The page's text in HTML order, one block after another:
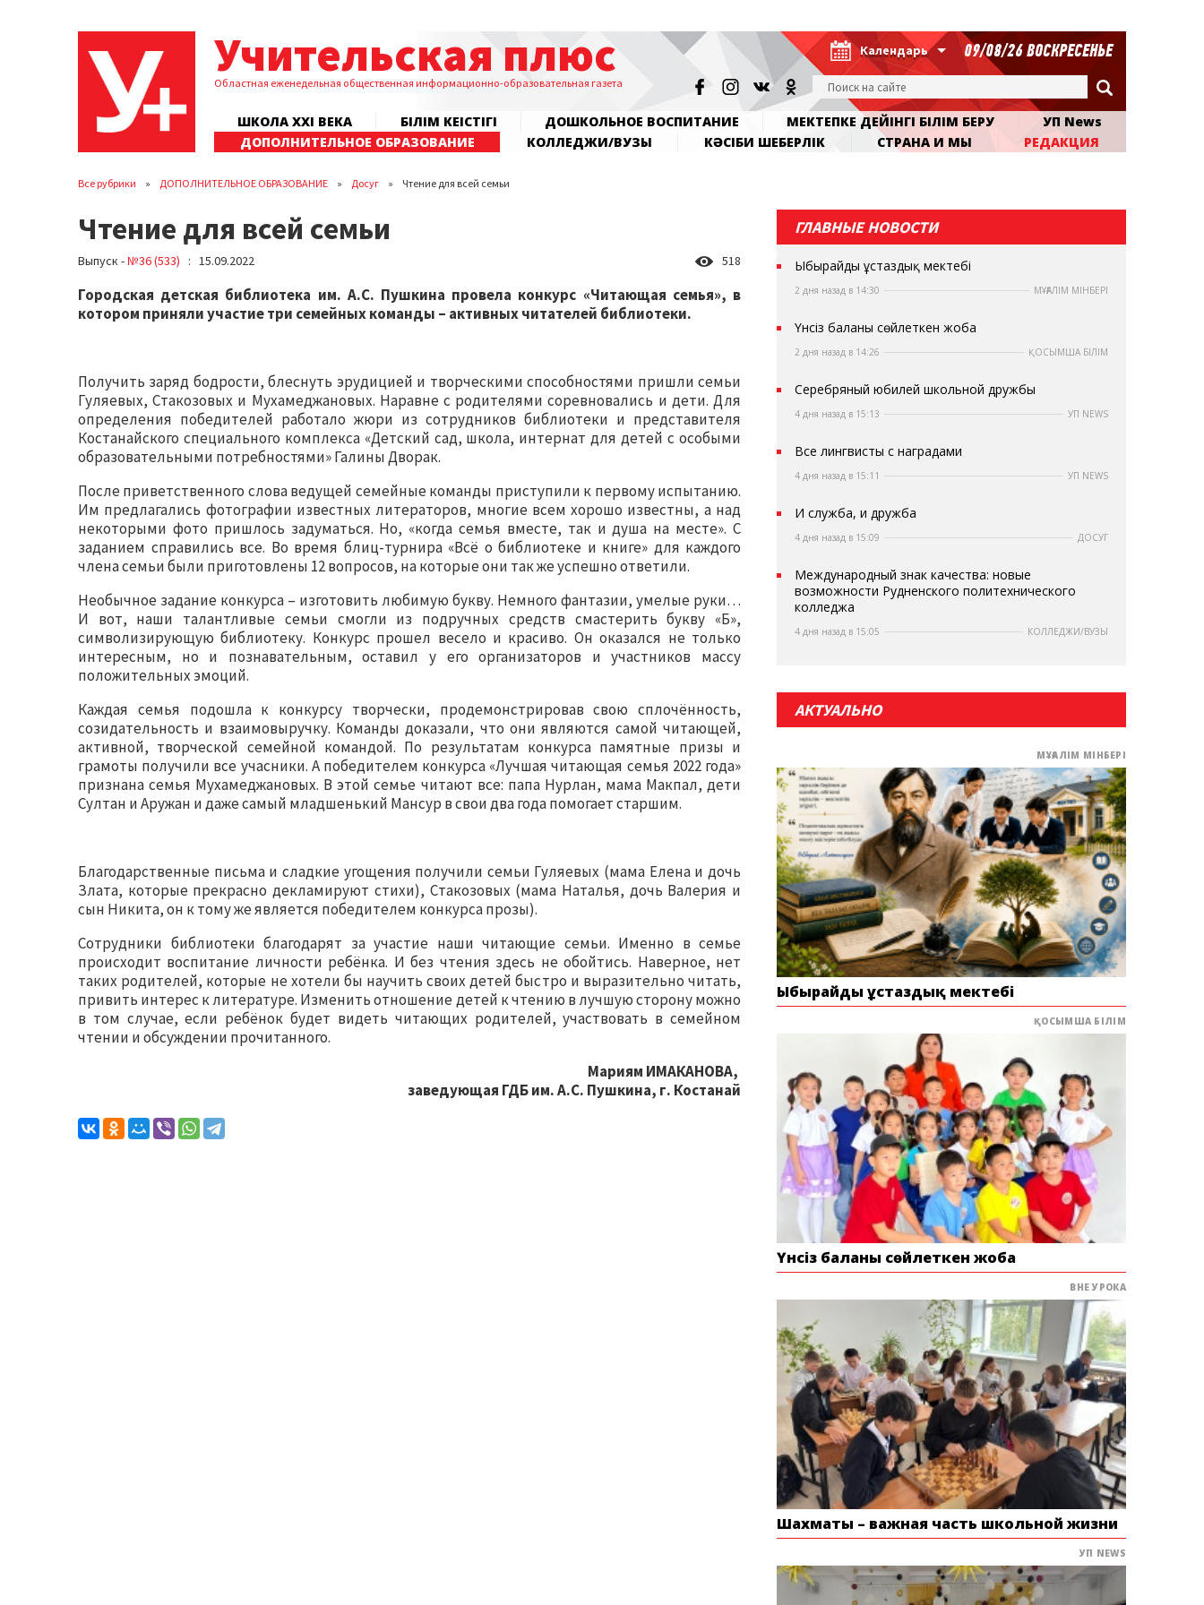
Учительская плюс
Областная еженедельная общественная информационно-образовательная газета
Календарь 09/08/26 ВОСКРЕСЕНЬЕ
ШКОЛА XXI ВЕКА БІЛІМ КЕҢІСТІГІ ДОШКОЛЬНОЕ ВОСПИТАНИЕ МЕКТЕПКЕ ДЕЙІНГІ БІЛІМ БЕРУ
УП News
ДОПОЛНИТЕЛЬНОЕ ОБРАЗОВАНИЕ
КОЛЛЕДЖИ/ВУЗЫ КӘСІБИ ШЕБЕРЛІК СТРАНА И МЫ РЕДАКЦИЯ
Все рубрики ДОПОЛНИТЕЛЬНОЕ ОБРАЗОВАНИЕ Досуг Чтение для всей семьи
Чтение для всей семьи
Выпуск -№36 (533) : 15.09.2022 518
Городская детская библиотека им. А.С. Пушкина провела конкурс «Читающая семья», в
котором приняли участие три семейных команды – активных читателей библиотеки.
Получить заряд бодрости, блеснуть эрудицией и творческими способностями пришли семьи
Гуляевых, Стакозовых и Мухамеджановых. Наравне с родителями соревновались и дети. Для
определения победителей работало жюри из сотрудников библиотеки и представителя
Костанайского специального комплекса «Детский сад, школа, интернат для детей с особыми
образовательными потребностями» Галины Дворак.
После приветственного слова ведущей семейные команды приступили к первому испытанию.
Им предлагались фотографии известных литераторов, многие всем хорошо известны, а над
некоторыми фото пришлось задуматься. Но, «когда семья вместе, так и душа на месте». С
заданием справились все. Во время блиц-турнира «Всё о библиотеке и книге» для каждого
члена семьи были приготовлены 12 вопросов, на которые они так же успешно ответили.
Необычное задание конкурса – изготовить любимую букву. Немного фантазии, умелые руки…
И вот, наши талантливые семьи смогли из подручных средств смастерить букву «Б»,
символизирующую библиотеку. Конкурс прошел весело и красиво. Он оказался не только
интересным, но и познавательным, оставил у его организаторов и участников массу
положительных эмоций.
Каждая семья подошла к конкурсу творчески, продемонстрировав свою сплочённость,
созидательность и взаимовыручку. Команды доказали, что они являются самой читающей,
активной, творческой семейной командой. По результатам конкурса памятные призы и
грамоты получили все учасники. А победителем конкурса «Лучшая читающая семья 2022 года»
признана семья Мухамеджановых. В этой семье читают все: папа Нурлан, мама Макпал, дети
Султан и Аружан и даже самый младшенький Мансур в свои два года помогает старшим.
Благодарственные письма и сладкие угощения получили семьи Гуляевых (мама Елена и дочь
Злата, которые прекрасно декламируют стихи), Стакозовых (мама Наталья, дочь Валерия и
сын Никита, он к тому же является победителем конкурса прозы).
Сотрудники библиотеки благодарят за участие наши читающие семьи. Именно в семье
происходит воспитание личности ребёнка. И без чтения здесь не обойтись. Наверное, нет
таких родителей, которые не хотели бы научить своих детей быстро и выразительно читать,
привить интерес к литературе. Изменить отношение детей к чтению в лучшую сторону можно
в том случае, если ребёнок будет видеть читающих родителей, участвовать в семейном
чтении и обсуждении прочитанного.
Мариям ИМАКАНОВА,
заведующая ГДБ им. А.С. Пушкина, г. Костанай
ГЛАВНЫЕ НОВОСТИ
Ыбырайдың ұстаздық мектебі
2 дня назад в 14:30 МҰҒАЛІМ МІНБЕРІ
Үнсіз баланы сөйлеткен жоба
2 дня назад в 14:26 ҚОСЫМША БІЛІМ
Серебряный юбилей школьной дружбы
4 дня назад в 15:13 УП NEWS
Все лингвисты с наградами
4 дня назад в 15:11 УП NEWS
И служба, и дружба
4 дня назад в 15:09 ДОСУГ
Международный знак качества: новые
возможности Рудненского политехнического
колледжа
4 дня назад в 15:05 КОЛЛЕДЖИ/ВУЗЫ
АКТУАЛЬНО
МҰҒАЛІМ МІНБЕРІ
Ыбырайдың ұстаздық мектебі
ҚОСЫМША БІЛІМ
Үнсіз баланы сөйлеткен жоба
ВНЕ УРОКА
Шахматы – важная часть школьной жизни
УП NEWS